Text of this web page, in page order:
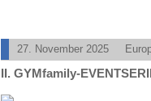
27. November 2025
II. GYMfamily-